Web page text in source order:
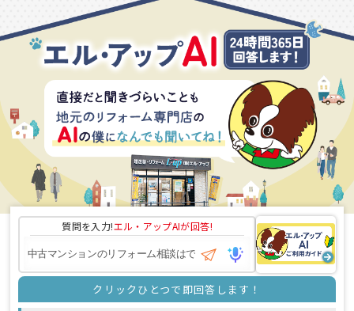
質問を入力!エル・アップAIが回答!